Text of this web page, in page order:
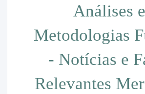
Análises e
Metodologias
- Notícias e
Relevantes